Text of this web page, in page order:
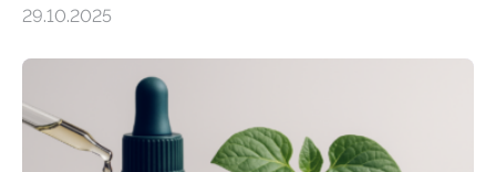
Forschende die bisher älteste bekannte Stechmücken-
Region Kachin in Myanmar und hat sich in
ausgezeichnetem Zustand erhalten. Es konnte als neue
Art einer neuen Gattung beschrieben werden und trägt
nun den Namen Cretosabethes primaevus. Dieser erste
29.10.2025